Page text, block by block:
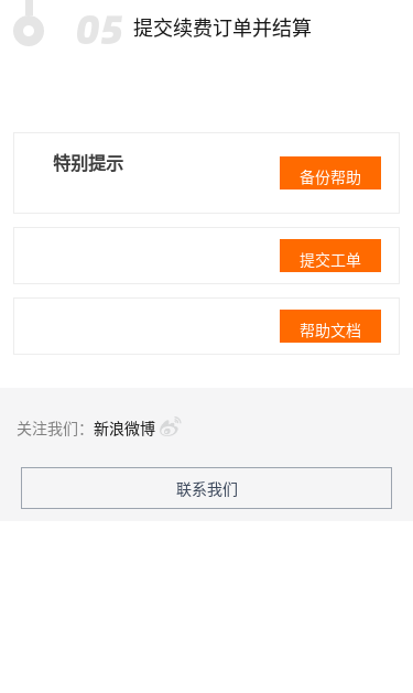
提交续费订单并结算
特别提示
备份帮助
提交工单
帮助文档